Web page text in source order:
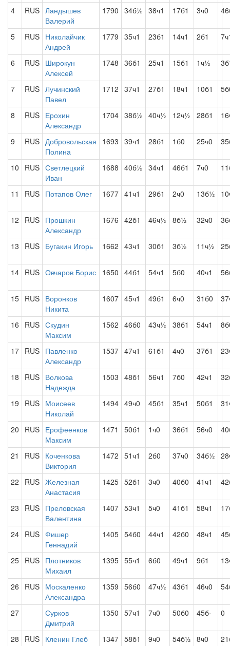
4 RUS Ландышев
Валерий
1790 34б½ 38ч1 17б1 3ч0
5 RUS Николайчик
Андрей
1779 35ч1 23б1 14ч1 2б1
6 RUS Широкун
Алексей
1748 36б1 25ч1 15б1 1ч½
7 RUS Лучинский
Павел
1712 37ч1 27б1 18ч1 10б1
8 RUS Ерохин
Александр
1704 38б½ 40ч½ 12ч½ 28б1
9 RUS Добровольская
Полина
1693 39ч1 28б1 1б0 25ч0
10 RUS Светлецкий
Иван
1688 40б½ 34ч1 46б1 7ч0
11 RUS Потапов Олег 1677 41ч1 29б1 2ч0 13б½
12 RUS Прошкин
Александр
1676 42б1 46ч½ 8б½ 32ч0
13 RUS Бугакин Игорь 1662 43ч1 30б1 3б½ 11ч½
14 RUS Овчаров Борис 1650 44б1 54ч1 5б0 40ч1
15 RUS Воронков
Никита
1607 45ч1 49б1 6ч0 31б0
16 RUS Скудин
Максим
1562 46б0 43ч½ 38б1 54ч1
17 RUS Павленко
Александр
1537 47ч1 61б1 4ч0 37б1
18 RUS Волкова
Надежда
1503 48б1 56ч1 7б0 42ч1
19 RUS Моисеев
Николай
1494 49ч0 45б1 35ч1 50б1
20 RUS Ерофеенков
Максим
1471 50б1 1ч0 36б1 56ч0
21 RUS Коченкова
Виктория
1472 51ч1 2б0 37ч0 34б½
22 RUS Железная
Анастасия
1425 52б1 3ч0 40б0 41ч1
23 RUS Преловская
Валентина
1407 53ч1 5ч0 41б1 58ч1
24 RUS Фишер
Геннадий
1405 54б0 44ч1 42б0 48ч1
25 RUS Плотников
Михаил
1395 55ч1 6б0 49ч1 9б1
26 RUS Москаленко
Александра
1359 56б0 47ч½ 43б1 46ч0
27
Сурков
Дмитрий
1350 57ч1 7ч0 50б0 45б- 0
28 RUS Кленин Глеб 1347 58б1 9ч0 54б½ 8ч0